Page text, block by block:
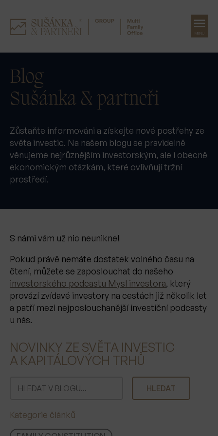
obsah
MENU
Blog
Sušánka & partneři
Zůstaňte informováni a získejte nové postřehy ze
světa investic. Na našem blogu se pravidelně
věnujeme nejrůznějším investorským, ale i obecně
ekonomickým otázkám, které ovlivňují tržní
prostředí.
S námi vám už nic neunikne!
Pokud právě nemáte dostatek volného času na
čtení, můžete se zaposlouchat do našeho
investorského podcastu Mysl investora, který
provází zvídavé investory na cestách již několik let
a patří mezi nejposlouchanější investiční podcasty
u nás.
NOVINKY ZE SVĚTA INVESTIC
A KAPITÁLOVÝCH TRHŮ
d
a
HLEDAT
Kategorie článků